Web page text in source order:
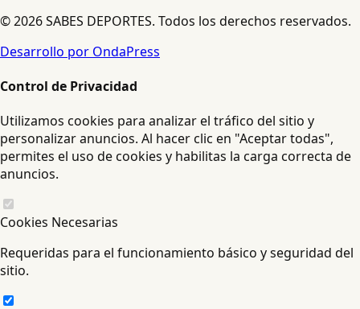
© 2026 SABES DEPORTES. Todos los derechos reservados.
Desarrollo por OndaPress
Control de Privacidad
Utilizamos cookies para analizar el tráfico del sitio y
personalizar anuncios. Al hacer clic en "Aceptar todas",
permites el uso de cookies y habilitas la carga correcta de
anuncios.
Cookies Necesarias
Requeridas para el funcionamiento básico y seguridad del
sitio.